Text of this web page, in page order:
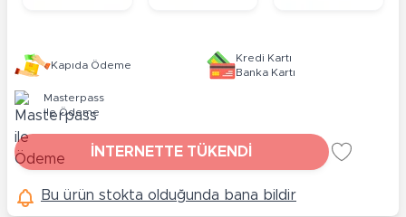
Kapıda Ödeme
Kredi Kartı
Banka Kartı
Masterpass
ile Ödeme
İNTERNETTE TÜKENDİ
Bu ürün stokta olduğunda bana bildir